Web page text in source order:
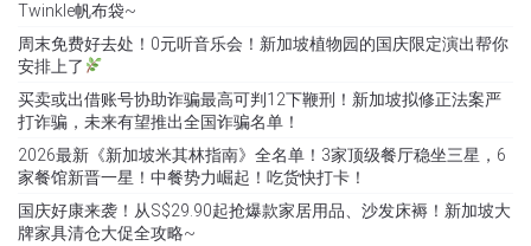
Twinkle帆布袋~
周末免费好去处！0元听音乐会！新加坡植物园的国庆限定演出帮你
安排上了
买卖或出借账号协助诈骗最高可判12下鞭刑！新加坡拟修正法案严
打诈骗，未来有望推出全国诈骗名单！
2026最新《新加坡米其林指南》全名单！3家顶级餐厅稳坐三星，6
家餐馆新晋一星！中餐势力崛起！吃货快打卡！
国庆好康来袭！从S$29.90起抢爆款家居用品、沙发床褥！新加坡大
牌家具清仓大促全攻略~